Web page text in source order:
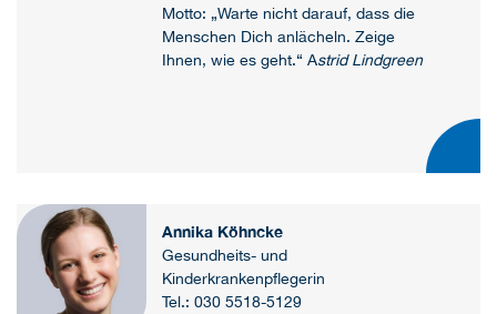
Motto: „Warte nicht darauf, dass die
Menschen Dich anlächeln. Zeige
Ihnen, wie es geht.“ Astrid Lindgreen
Annika Köhncke
Gesundheits- und
Kinderkrankenpflegerin
Tel.: 030 5518-5129